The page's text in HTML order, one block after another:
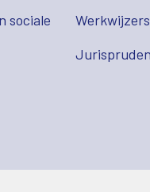
sociale
Werkwijzers